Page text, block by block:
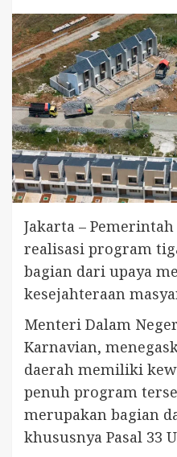
Jakarta –
realisasi program
bagian dari upaya
kesejahteraan
Menteri Dalam
Karnavian,
daerah memiliki
penuh program
merupakan bagian
khususnya Pasal 33